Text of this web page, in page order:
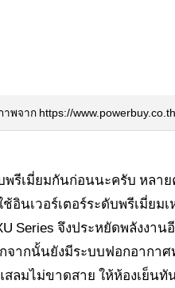
าพจาก https://www.powerbuy.co.th
พรีเมี่ยมกันก่อนนะครับ หลา
อินเวอร์เตอร์ระดับพรีเมี่ย
Series จึงประหยัดพลังงา
ากนั้นยังมีระบบฟอกอากาศ
สลมไม่ขาดสาย ให้ห้องเย็นทั